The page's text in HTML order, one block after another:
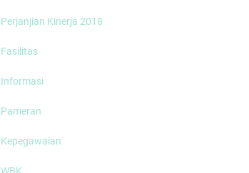
Perjanjian Kinerja 2018
Fasilitas
Informasi
Pameran
Kepegawaian